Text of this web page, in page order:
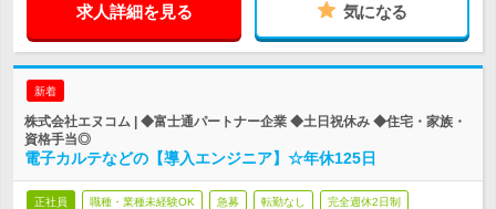
求人詳細を見る 気になる
新着
株式会社エヌコム | ◆富士通パートナー企業 ◆土日祝休み ◆住宅・家族・
資格手当◎
電子カルテなどの【導入エンジニア】☆年休125日
正社員 職種・業種未経験OK 急募 転勤なし 完全週休2日制